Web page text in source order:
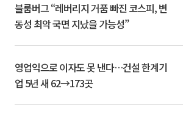
블룸버그 “레버리지 거품 빠진 코스피, 변
동성 최악 국면 지났을 가능성”
영업익으로 이자도 못 낸다…건설 한계기
업 5년 새 62→173곳